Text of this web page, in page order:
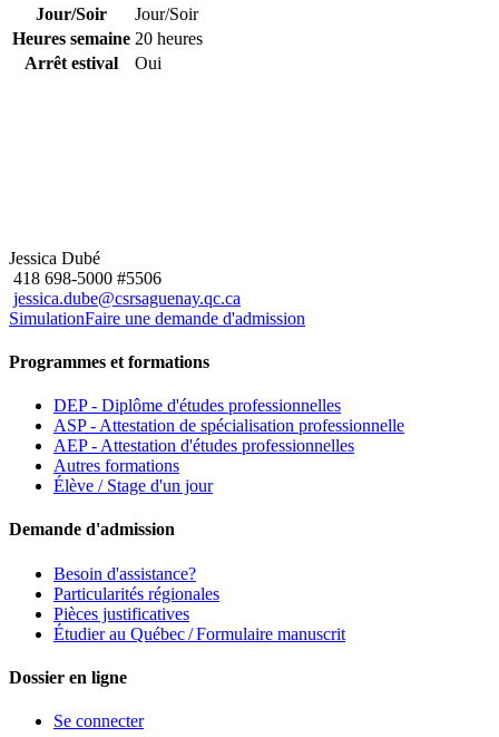
Jour/Soir
Jour/Soir
Heures semaine 20 heures
Arrêt estival
Oui
Jessica Dubé
418 698-5000 #5506
jessica.dube@csrsaguenay.qc.ca
SimulationFaire une demande d'admission
Programmes et formations
DEP - Diplôme d'études professionnelles
ASP - Attestation de spécialisation professionnelle
AEP - Attestation d'études professionnelles
Autres formations
Élève / Stage d'un jour
Demande d'admission
Besoin d'assistance?
Particularités régionales
Pièces justificatives
Étudier au Québec / Formulaire manuscrit
Dossier en ligne
Se connecter